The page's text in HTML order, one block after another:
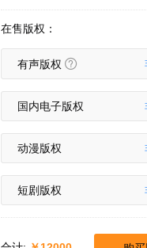
在售版权：
有声版权
国内电子版权
动漫版权
短剧版权